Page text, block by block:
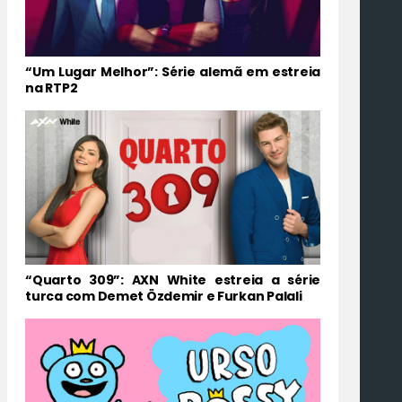
“Um Lugar Melhor”: Série alemã em estreia
na RTP2
“Quarto 309”: AXN White estreia a série
turca com Demet Özdemir e Furkan Palali